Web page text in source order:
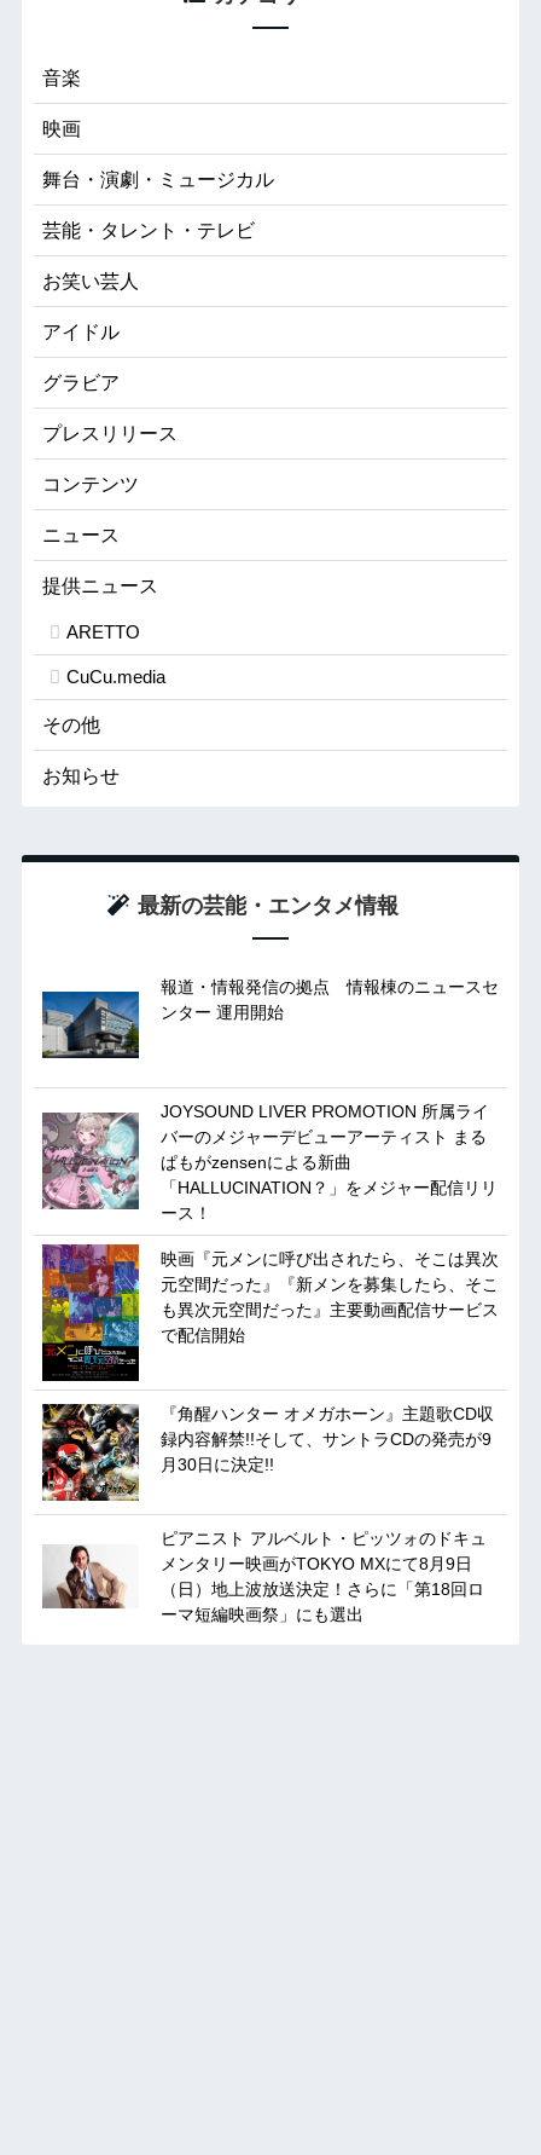
音楽
映画
舞台・演劇・ミュージカル
芸能・タレント・テレビ
お笑い芸人
アイドル
グラビア
プレスリリース
コンテンツ
ニュース
提供ニュース
ARETTO
CuCu.media
その他
お知らせ
最新の芸能・エンタメ情報
報道・情報発信の拠点 情報棟のニュースセ
ンター 運用開始
JOYSOUND LIVER PROMOTION 所属ライ
バーのメジャーデビューアーティスト まる
ぱもがzensenによる新曲
「HALLUCINATION？」をメジャー配信リリ
ース！
映画『元メンに呼び出されたら、そこは異次
元空間だった』『新メンを募集したら、そこ
も異次元空間だった』主要動画配信サービス
で配信開始
『角醒ハンター オメガホーン』主題歌CD収
録内容解禁!!そして、サントラCDの発売が9
月30日に決定!!
ピアニスト アルベルト・ピッツォのドキュ
メンタリー映画がTOKYO MXにて8月9日
（日）地上波放送決定！さらに「第18回ロ
ーマ短編映画祭」にも選出